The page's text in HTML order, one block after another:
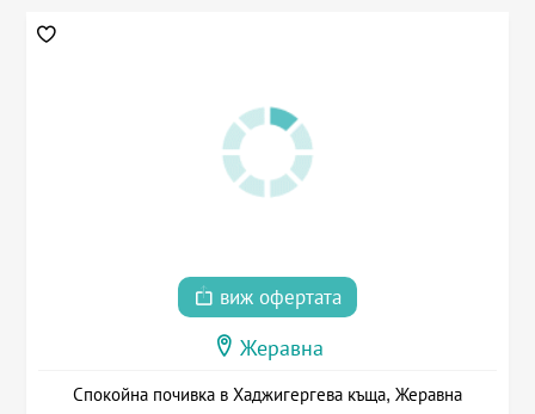
виж офертата
Жеравна
Спокойна почивка в Хаджигергева къща, Жеравна